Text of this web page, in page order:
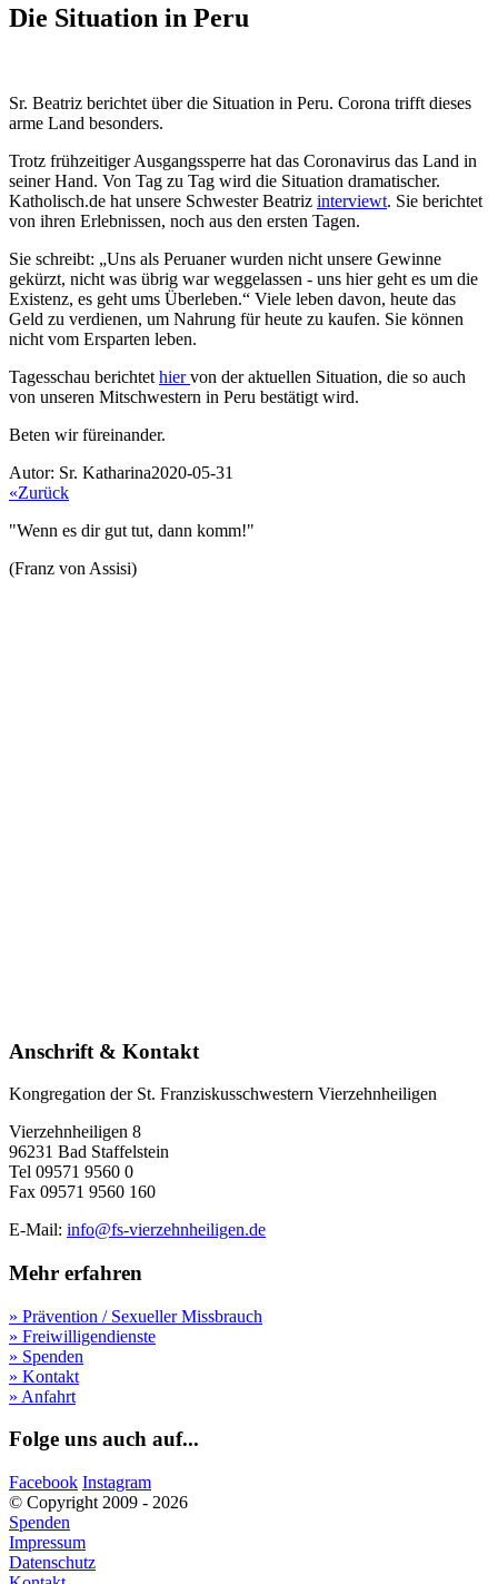
Die Situation in Peru
Sr. Beatriz berichtet über die Situation in Peru. Corona trifft dieses
arme Land besonders.
Trotz frühzeitiger Ausgangssperre hat das Coronavirus das Land in
seiner Hand. Von Tag zu Tag wird die Situation dramatischer.
Katholisch.de hat unsere Schwester Beatriz interviewt. Sie berichtet
von ihren Erlebnissen, noch aus den ersten Tagen.
Sie schreibt: „Uns als Peruaner wurden nicht unsere Gewinne
gekürzt, nicht was übrig war weggelassen - uns hier geht es um die
Existenz, es geht ums Überleben.“ Viele leben davon, heute das
Geld zu verdienen, um Nahrung für heute zu kaufen. Sie können
nicht vom Ersparten leben.
Tagesschau berichtet hiervon der aktuellen Situation, die so auch
von unseren Mitschwestern in Peru bestätigt wird.
Beten wir füreinander.
Autor: Sr. Katharina2020-05-31
«Zurück
"Wenn es dir gut tut, dann komm!"
(Franz von Assisi)
Anschrift & Kontakt
Kongregation der St. Franziskusschwestern Vierzehnheiligen
Vierzehnheiligen 8
96231 Bad Staffelstein
Tel 09571 9560 0
Fax 09571 9560 160
E-Mail: info@fs-vierzehnheiligen.de
Mehr erfahren
» Prävention / Sexueller Missbrauch
» Freiwilligendienste
» Spenden
» Kontakt
» Anfahrt
Folge uns auch auf...
Facebook Instagram
© Copyright 2009 - 2026
Spenden
Impressum
Datenschutz